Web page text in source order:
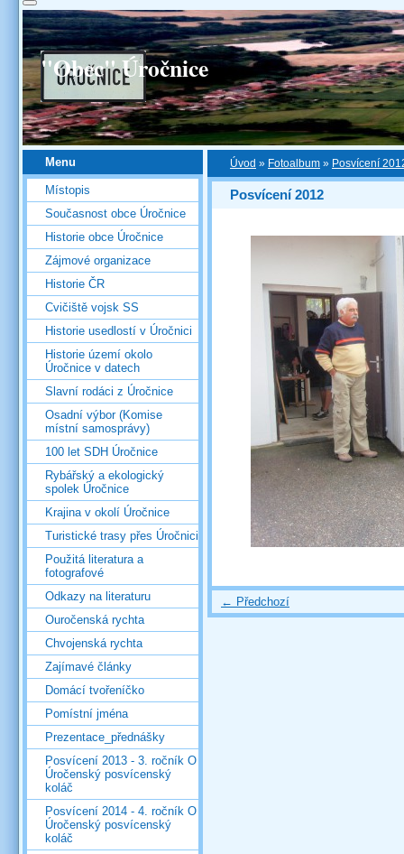
"Obec" Úročnice
Úvod » Fotoalbum » Posvícení
Posvícení 2012
← Předchozí
Menu
Místopis
Současnost obce Úročnice
Historie obce Úročnice
Zájmové organizace
Historie ČR
Cvičiště vojsk SS
Historie usedlostí v Úročnici
Historie území okolo
Úročnice v datech
Slavní rodáci z Úročnice
Osadní výbor (Komise
místní samosprávy)
100 let SDH Úročnice
Rybářský a ekologický
spolek Úročnice
Krajina v okolí Úročnice
Turistické trasy přes Úročnici
Použitá literatura a
fotografové
Odkazy na literaturu
Ouročenská rychta
Chvojenská rychta
Zajímavé články
Domácí tvořeníčko
Pomístní jména
Prezentace_přednášky
Posvícení 2013 - 3. ročník O
Úročenský posvícenský
koláč
Posvícení 2014 - 4. ročník O
Úročenský posvícenský
koláč